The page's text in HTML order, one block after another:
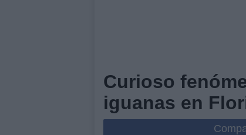
Curioso
iguanas en